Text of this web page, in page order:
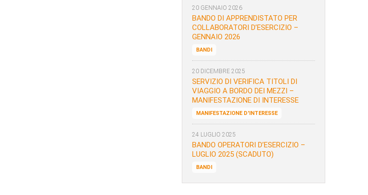
20 GENNAIO 2026
BANDO DI APPRENDISTATO PER
COLLABORATORI D’ESERCIZIO –
GENNAIO 2026
BANDI
20 DICEMBRE 2025
SERVIZIO DI VERIFICA TITOLI DI
VIAGGIO A BORDO DEI MEZZI –
MANIFESTAZIONE DI INTERESSE
MANIFESTAZIONE D'INTERESSE
24 LUGLIO 2025
BANDO OPERATORI D’ESERCIZIO –
LUGLIO 2025 (SCADUTO)
BANDI